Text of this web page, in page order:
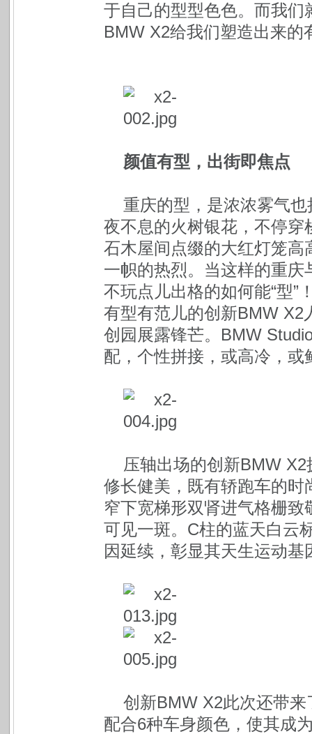
于自己的型型色色。而我
BMW X2给我们塑造出来的
颜值有型，出街即焦点
重庆的型，是浓浓雾气
夜不息的火树银花，不停
石木屋间点缀的大红灯笼
一帜的热烈。当这样的重
不玩点儿出格的如何能“型”
有型有范儿的创新BMW X2
创园展露锋芒。BMW
配，个性拼接，或高冷，
压轴出场的创新BMW
修长健美，既有轿跑车的
窄下宽梯形双肾进气格栅致
可见一斑。C柱的蓝天白云
因延续，彰显其天生运动基
创新BMW X2此次还带
配合6种车身颜色，使其成